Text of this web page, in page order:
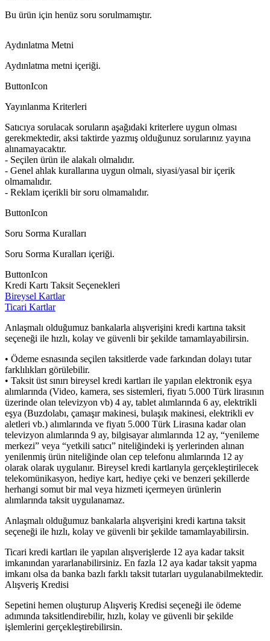
Bu ürün için henüz soru sorulmamıştır.
Aydınlatma Metni
Aydınlatma metni içeriği.
ButtonIcon
Yayınlanma Kriterleri
Satıcıya sorulacak soruların aşağıdaki kriterlere uygun olması
gerekmektedir, aksi taktirde yazmış olduğunuz sorularınız yayına
alınamayacaktır.
- Seçilen ürün ile alakalı olmalıdır.
- Genel ahlak kurallarına uygun olmalı, siyasi/yasal bir içerik
olmamalıdır.
- Reklam içerikli bir soru olmamalıdır.
ButtonIcon
Soru Sorma Kuralları
Soru Sorma Kuralları içeriği.
ButtonIcon
Kredi Kartı Taksit Seçenekleri
Bireysel Kartlar
Ticari Kartlar
Anlaşmalı olduğumuz bankalarla alışverişini kredi kartına taksit
seçeneği ile hızlı, kolay ve güvenli bir şekilde tamamlayabilirsin.
• Ödeme esnasında seçilen taksitlerde vade farkından dolayı tutar
farklılıkları görülebilir.
• Taksit üst sınırı bireysel kredi kartları ile yapılan elektronik eşya
alımlarında (Video, kamera, ses sistemleri, fiyatı 5.000 Türk lirasının
üzerinde olan televizyon vb) 4 ay, tablet alımlarında 6 ay, elektrikli
eşya (Buzdolabı, çamaşır makinesi, bulaşık makinesi, elektrikli ev
aletleri vb.) alımlarında ve fiyatı 5.000 Türk Lirasına kadar olan
televizyon alımlarında 9 ay, bilgisayar alımlarında 12 ay, “yenileme
merkezi” veya “yetkili satıcı” niteliğindeki iş yerlerinden alınan
yenilenmiş ürün niteliğinde olan cep telefonu alımlarında 12 ay
olarak olarak uygulanır. Bireysel kredi kartlarıyla gerçekleştirilecek
telekomünikasyon, hediye kart, hediye çeki ve benzeri şekillerde
herhangi somut bir mal veya hizmeti içermeyen ürünlerin
alımlarında taksit uygulanamaz.
Anlaşmalı olduğumuz bankalarla alışverişini kredi kartına taksit
seçeneği ile hızlı, kolay ve güvenli bir şekilde tamamlayabilirsin.
Ticari kredi kartları ile yapılan alışverişlerde 12 aya kadar taksit
imkanından yararlanabilirsiniz. En fazla 12 aya kadar taksit yapma
imkanı olsa da banka bazlı farklı taksit tutarları uygulanabilmektedir.
Alışveriş Kredisi
Sepetini hemen oluşturup Alışveriş Kredisi seçeneği ile ödeme
adımında taksitlendirebilir, hızlı, kolay ve güvenli bir şekilde
işlemlerini gerçekleştirebilirsin.